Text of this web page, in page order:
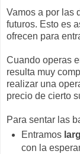
Vamos a por las
futuros. Esto es
ofrecen para
Cuando operas
resulta muy
realizar una
precio de cierto
Para sentar las
Entramos
con la